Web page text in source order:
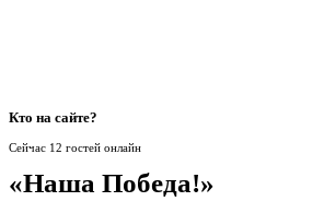
Кто на сайте?
Сейчас 12 гостей онлайн
«Наша Победа!»